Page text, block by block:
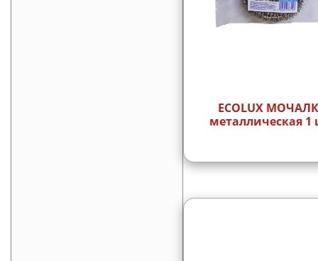
ECOLUX
металлическая 1